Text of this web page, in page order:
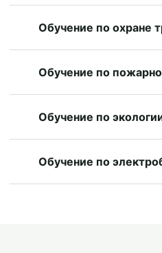
Обучение по охране
Обучение по
Обучение по
Обучение по